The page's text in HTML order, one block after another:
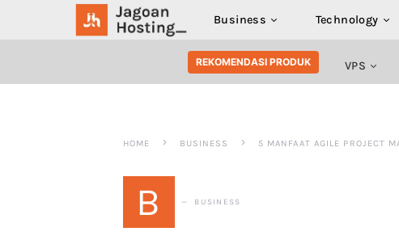
Business Technology
SEARCH FOR:
REKOMENDASI PRODUK VPS
HOME BUSINESS 5 MANFAAT AGILE PROJECT
B BUSINESS